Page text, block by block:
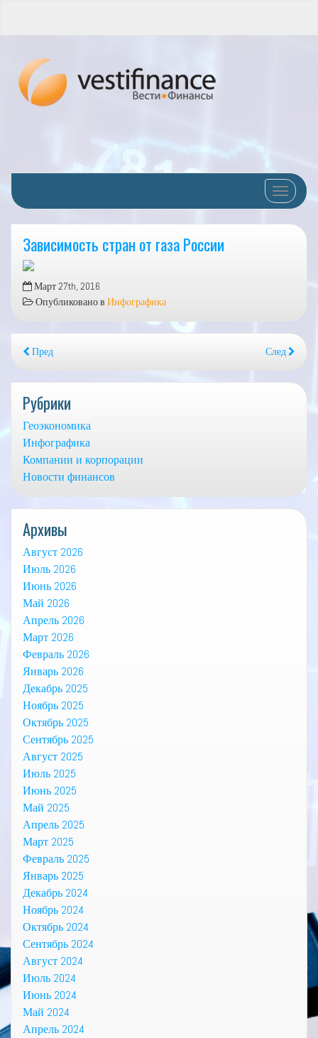
Зависимость стран от газа России
Март 27th, 2016
Опубликовано в Инфографика
Пред След
Рубрики
Геоэкономика
Инфографика
Компании и корпорации
Новости финансов
Архивы
Август 2026
Июль 2026
Июнь 2026
Май 2026
Апрель 2026
Март 2026
Февраль 2026
Январь 2026
Декабрь 2025
Ноябрь 2025
Октябрь 2025
Сентябрь 2025
Август 2025
Июль 2025
Июнь 2025
Май 2025
Апрель 2025
Март 2025
Февраль 2025
Январь 2025
Декабрь 2024
Ноябрь 2024
Октябрь 2024
Сентябрь 2024
Август 2024
Июль 2024
Июнь 2024
Май 2024
Апрель 2024